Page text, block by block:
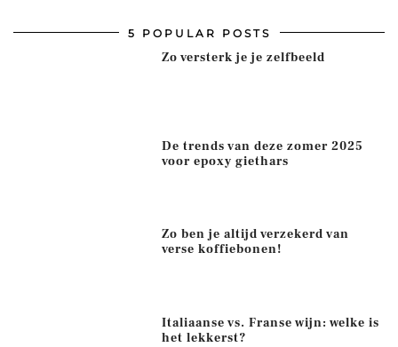
5 POPULAR POSTS
Zo versterk je je zelfbeeld
De trends van deze zomer 2025
voor epoxy giethars
Zo ben je altijd verzekerd van
verse koffiebonen!
Italiaanse vs. Franse wijn: welke is
het lekkerst?